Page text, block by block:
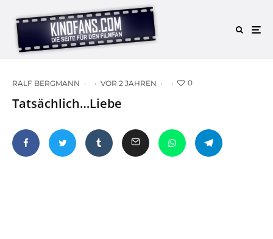
RALF BERGMANN · · VOR 2 JAHREN · · 0
Tatsächlich…Liebe